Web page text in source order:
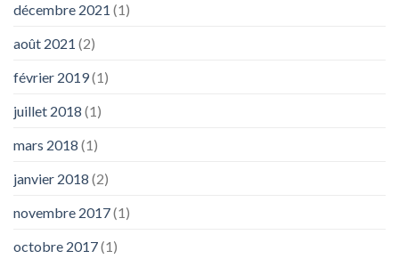
décembre 2021 (1)
août 2021 (2)
février 2019(1)
juillet 2018 (1)
mars 2018 (1)
janvier 2018 (2)
novembre 2017(1)
octobre 2017(1)